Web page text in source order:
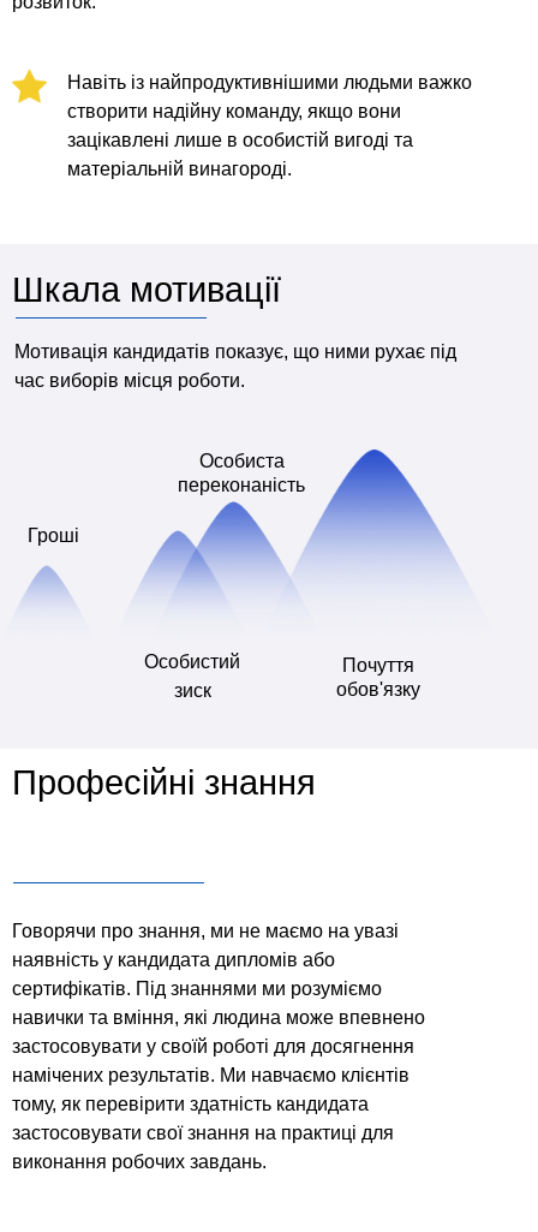
Навіть із найпродуктивнішими людьми важко
створити надійну команду, якщо вони
зацікавлені лише в особистій вигоді та
матеріальній винагороді.
Шкала мотивації
Мотивація кандидатів показує, що ними рухає під
час виборів місця роботи.
Гроші
Особистий
зиск
Особиста
переконаність
Почуття
обов'язку
Професійні знання
Говорячи про знання, ми не маємо на увазі
наявність у кандидата дипломів або
сертифікатів. Під знаннями ми розуміємо
навички та вміння, які людина може впевнено
застосовувати у своїй роботі для досягнення
намічених результатів. Ми навчаємо клієнтів
тому, як перевірити здатність кандидата
застосовувати свої знання на практиці для
виконання робочих завдань.